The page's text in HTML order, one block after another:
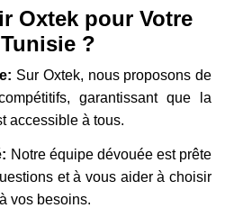
Oxtek pour Votre
?
Sur Oxtek, nous proposons de
garantissant que la
accessible à tous.
Notre équipe dévouée est prête
et à vous aider à choisir
vos besoins.